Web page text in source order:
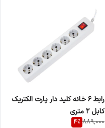
رابط 6 خانه کلید دار پارت الکتریک
کابل 2 متری
889,000
4%